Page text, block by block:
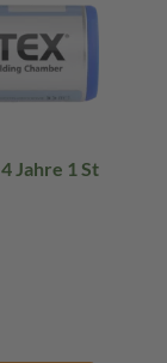
Jahre 1 St